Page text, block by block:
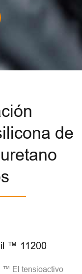
de
™ 11200
™ El tensioactivo